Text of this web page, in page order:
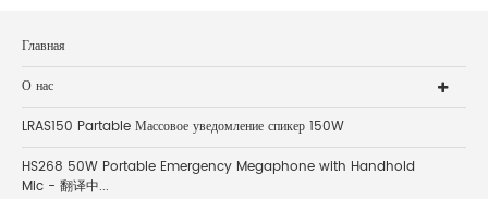
Главная
О нас
LRAS150 Partable Массовое уведомление спикер 150W
HS268 50W Portable Emergency Megaphone with Handhold
Mic - 翻译中...